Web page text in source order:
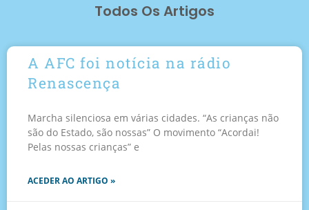
Todos Os Artigos
A AFC foi notícia na rádio
Renascença
Marcha silenciosa em várias cidades. “As crianças não
são do Estado, são nossas” O movimento “Acordai!
Pelas nossas crianças” e
ACEDER AO ARTIGO »